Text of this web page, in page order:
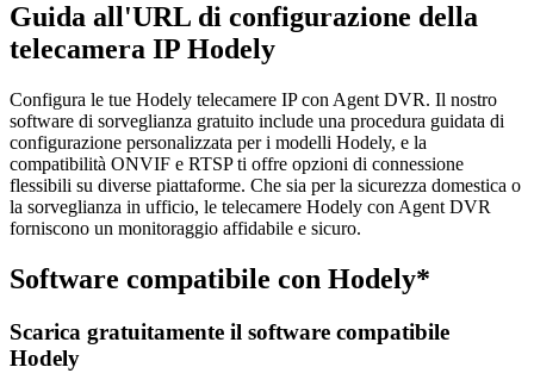
Guida all'URL di configurazione della
telecamera IP Hodely
Configura le tue Hodely telecamere IP con Agent DVR. Il nostro
software di sorveglianza gratuito include una procedura guidata di
configurazione personalizzata per i modelli Hodely, e la
compatibilità ONVIF e RTSP ti offre opzioni di connessione
flessibili su diverse piattaforme. Che sia per la sicurezza domestica o
la sorveglianza in ufficio, le telecamere Hodely con Agent DVR
forniscono un monitoraggio affidabile e sicuro.
Software compatibile con Hodely*
Scarica gratuitamente il software compatibile
Hodely